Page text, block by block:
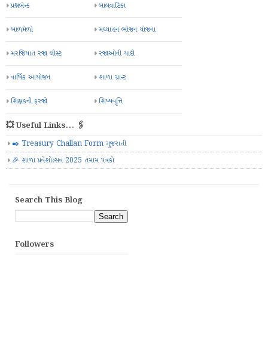
પ્રશ્નબેન્ક બાલવાટિકા
બાળમેળો મઘ્યાહન ભોજન યોજના
મરજિયાત રજા લીસ્ટ રજાઓની યાદી
વાર્ષિક આયોજન શાળા ગ્રાન્ટ
શિક્ષકની ફરજો શિષ્યવૃત્તિ
💥 Useful Links... 🖇️
✒️ Treasury Challan Form ગુજરાતી
🎉 શાળા પ્રવેશોત્સવ 2025 તમામ પત્રકો
Search This Blog
Followers